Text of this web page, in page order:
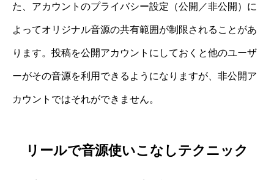
た、アカウントのプライバシー設定（公開／非公開）に
よってオリジナル音源の共有範囲が制限されることがあ
ります。投稿を公開アカウントにしておくと他のユーザ
ーがその音源を利用できるようになりますが、非公開ア
カウントではそれができません。
リールで音源使いこなしテクニック